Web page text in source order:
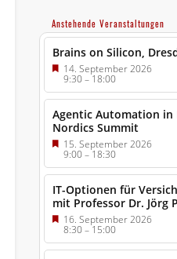
Anstehende Veranstaltungen
Brains on Silicon,
14. September 2026
9:30–18:00
Agentic Automation in
Nordics Summit
15. September 2026
9:00–18:30
IT-Optionen für
mit Professor Dr. Jörg
16. September 2026
8:30–15:00